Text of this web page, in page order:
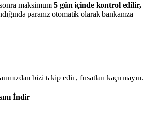
maksimum 5 gün içinde kontrol edilir,
paranız otomatik olarak bankanıza
bizi takip edin, fırsatları kaçırmayın.
İndir